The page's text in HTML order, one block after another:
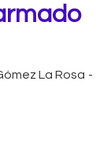
La Rosa -